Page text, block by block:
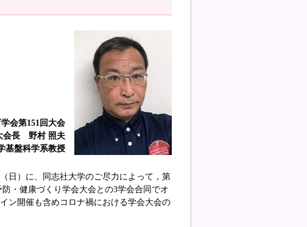
会第151回大会
会長 野村 照夫
基盤科学系教授
日）に、同志社大学のご尽力によって，第
・健康づくり学会大会との3学会合同でオ
ン開催も含めコロナ禍における学会大会の